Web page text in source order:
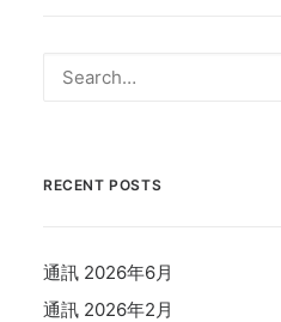
RECENT POSTS
通訊 2026年6月
通訊 2026年2月